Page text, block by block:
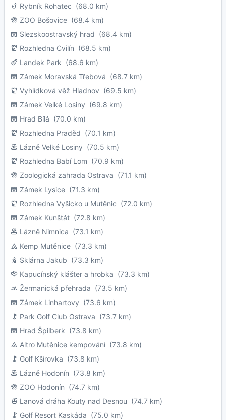
Rybník Rohatec (68.0 km)
ZOO Bošovice (68.4 km)
Slezskoostravský hrad (68.4 km)
Rozhledna Cvilín (68.5 km)
Landek Park (68.6 km)
Zámek Moravská Třebová (68.7 km)
Vyhlídková věž Hladnov (69.5 km)
Zámek Velké Losiny (69.8 km)
Hrad Bílá (70.0 km)
Rozhledna Praděd (70.1 km)
Lázně Velké Losiny (70.5 km)
Rozhledna Babí Lom (70.9 km)
Zoologická zahrada Ostrava (71.1 km)
Zámek Lysice (71.3 km)
Rozhledna Vyšicko u Mutěnic (72.0 km)
Zámek Kunštát (72.8 km)
Lázně Nimnica (73.1 km)
Kemp Mutěnice (73.3 km)
Sklárna Jakub (73.3 km)
Kapucínský klášter a hrobka (73.3 km)
Žermanická přehrada (73.5 km)
Zámek Linhartovy (73.6 km)
Park Golf Club Ostrava (73.7 km)
Hrad Špilberk (73.8 km)
Altro Mutěnice kempování(73.8 km)
Golf Kšírovka (73.8 km)
Lázně Hodonín (73.8 km)
ZOO Hodonín (74.7 km)
Lanová dráha Kouty nad Desnou (74.7 km)
Golf Resort Kaskáda (75.0 km)